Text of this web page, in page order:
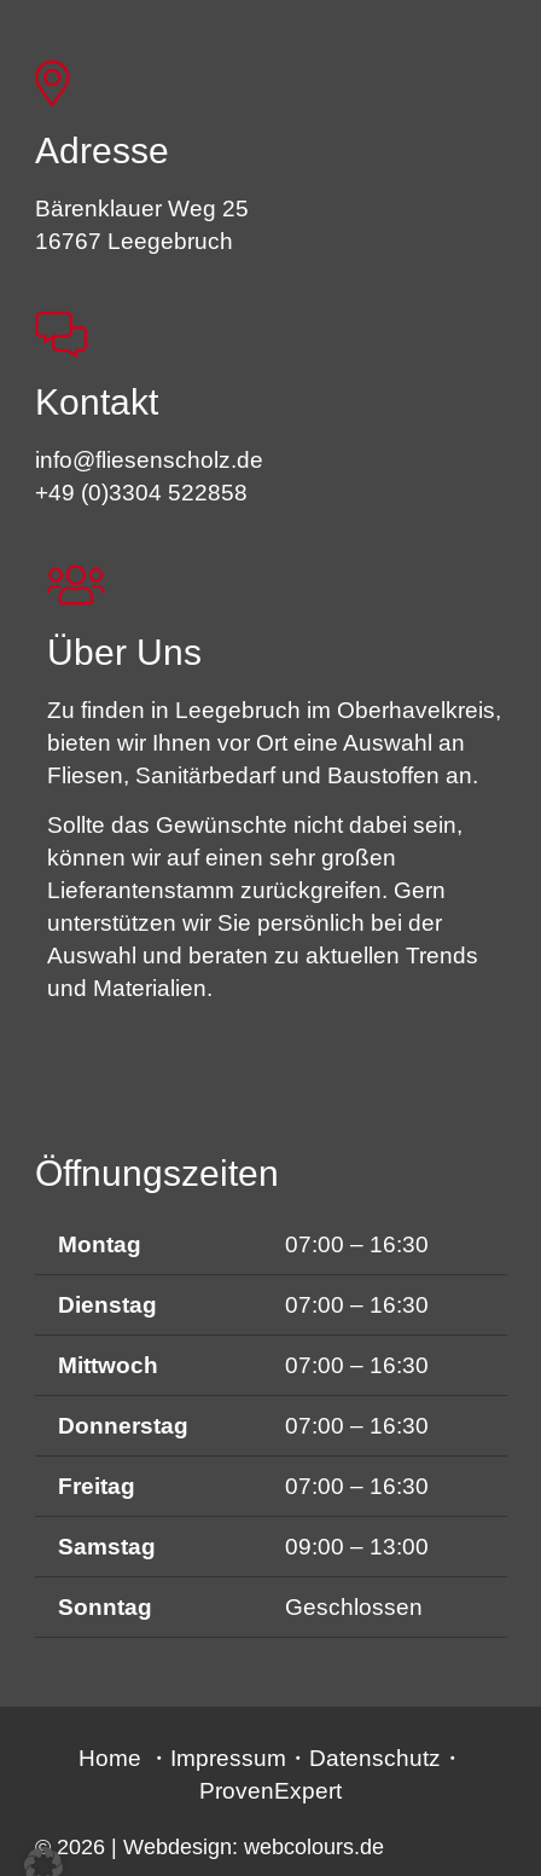
Adresse
Bärenklauer Weg 25
16767 Leegebruch
Kontakt
info@fliesenscholz.de
+49 (0)3304 522858
Über Uns
Zu finden in Leegebruch im Oberhavelkreis,
bieten wir Ihnen vor Ort eine Auswahl an
Fliesen, Sanitärbedarf und Baustoffen an.
Sollte das Gewünschte nicht dabei sein,
können wir auf einen sehr großen
Lieferantenstamm zurückgreifen. Gern
unterstützen wir Sie persönlich bei der
Auswahl und beraten zu aktuellen Trends
und Materialien.
Öffnungszeiten
Montag 07:00 – 16:30
Dienstag 07:00 – 16:30
Mittwoch 07:00 – 16:30
Donnerstag 07:00 – 16:30
Freitag 07:00 – 16:30
Samstag 09:00 – 13:00
Sonntag Geschlossen
Home ・ Impressum ・ Datenschutz ・
ProvenExpert
© 2026 | Webdesign: webcolours.de